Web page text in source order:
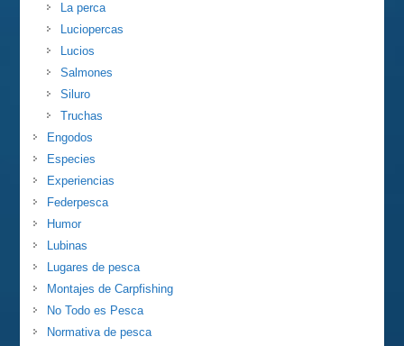
La perca
Luciopercas
Lucios
Salmones
Siluro
Truchas
Engodos
Especies
Experiencias
Federpesca
Humor
Lubinas
Lugares de pesca
Montajes de Carpfishing
No Todo es Pesca
Normativa de pesca